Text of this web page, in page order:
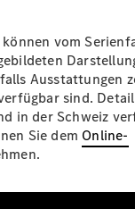
vom
Ausstattungen
sind.
in der Schweiz
Sie dem Online-